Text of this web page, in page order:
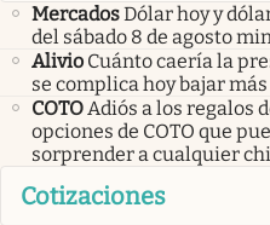
MercadosDólar hoy y
del sábado 8 de agosto
Alivio Cuánto caería la
se complica hoy bajar
COTOAdiós a los regalos
opciones de COTO que
sorprender a cualquier
Cotizaciones